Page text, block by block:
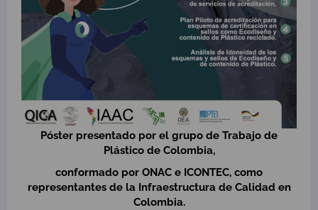
Póster presentado por el grupo de Trabajo de
Plástico de Colombia,
conformado por ONAC e ICONTEC, como
representantes de la Infraestructura de Calidad en
Colombia.